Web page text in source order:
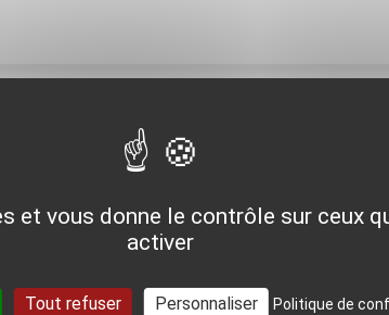
Pour aller plus loin
VOIR TOUTES LES OPÉRATIONS
et vous donne le contrôle sur ceux
activer
Tout refuser Personnaliser Politique de